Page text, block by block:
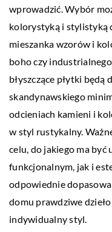
wprowadzić. Wybór
kolorystyką i stylistyką
mieszanka wzorów i
boho czy
błyszczące płytki będą
skandynawskiego
odcieniach kamieni i
w styl rustykalny.
celu, do jakiego ma być
funkcjonalnym, jak i
odpowiednie
domu prawdziwe
indywidualny styl.